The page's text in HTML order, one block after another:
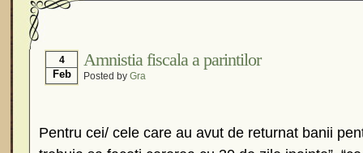
4
Feb
Amnistia fiscala a parintilor
Posted by Gra
Pentru cei/ cele care au avut de returnat banii